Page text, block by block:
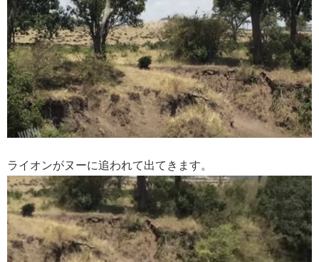
ライオンがヌーに追われて出てきます。